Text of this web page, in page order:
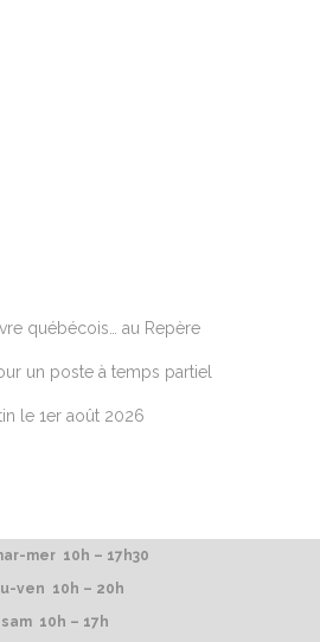
québécois… au Repère
un poste à temps partiel
le 1er août 2026
mer 10h – 17h30
ven 10h – 20h
sam 10h – 17h